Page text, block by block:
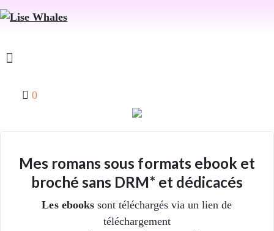
0
Mes romans sous formats ebook et
broché sans DRM* et dédicacés
Les ebookssont téléchargés via un lien de
téléchargement